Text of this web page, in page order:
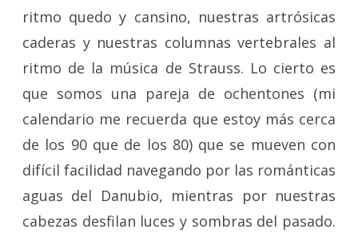
ritmo quedo y cansino, nuestras artrósicas
caderas y nuestras columnas vertebrales al
ritmo de la música de Strauss. Lo cierto es
que somos una pareja de ochentones (mi
calendario me recuerda que estoy más cerca
de los 90 que de los 80) que se mueven con
difícil facilidad navegando por las románticas
aguas del Danubio, mientras por nuestras
cabezas desfilan luces y sombras del pasado.